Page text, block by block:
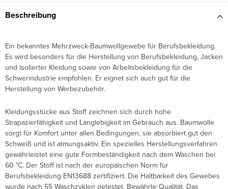
Beschreibung
Ein bekanntes Mehrzweck-Baumwollgewebe für Berufsbekleidung.
Es wird besonders für die Herstellung von Berufsbekleidung, Jacken
und isolierter Kleidung sowie von Arbeitsbekleidung für die
Schwerindustrie empfohlen. Er eignet sich auch gut für die
Herstellung von Werbezubehör.
Kleidungsstücke aus Stoff zeichnen sich durch hohe
Strapazierfähigkeit und Langlebigkeit im Gebrauch aus. Baumwolle
sorgt für Komfort unter allen Bedingungen, sie absorbiert gut den
Schweiß und ist atmungsaktiv. Ein spezielles Herstellungsverfahren
gewährleistet eine gute Formbeständigkeit nach dem Waschen bei
60 °C. Der Stoff ist nach der europäischen Norm für
Berufsbekleidung EN13688 zertifiziert. Die Haltbarkeit des Gewebes
wurde nach 55 Waschzyklen getestet. Bewährte Qualität. Das